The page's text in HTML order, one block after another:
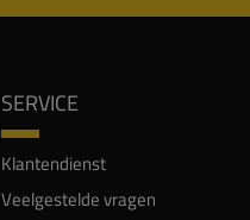
SERVICE
Klantendienst
Veelgestelde vragen